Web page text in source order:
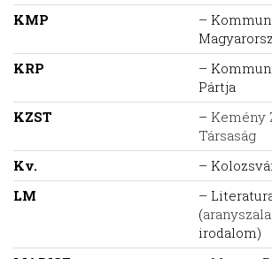
KMP
–
KRP
–
Pártja
KZST
– Kemény
Társaság
Kv.
–
LM
–
(
irodalom)